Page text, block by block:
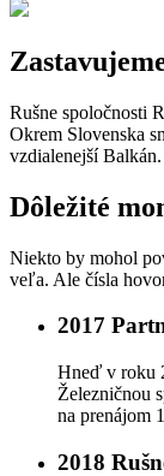
Rušne spoločnosti
Okrem Slovenska
vzdialenejší Balkán.
Dôležité
Niekto by mohol
veľa. Ale čísla
2017
Hneď v roku
Železničnou
na prenájom
2018